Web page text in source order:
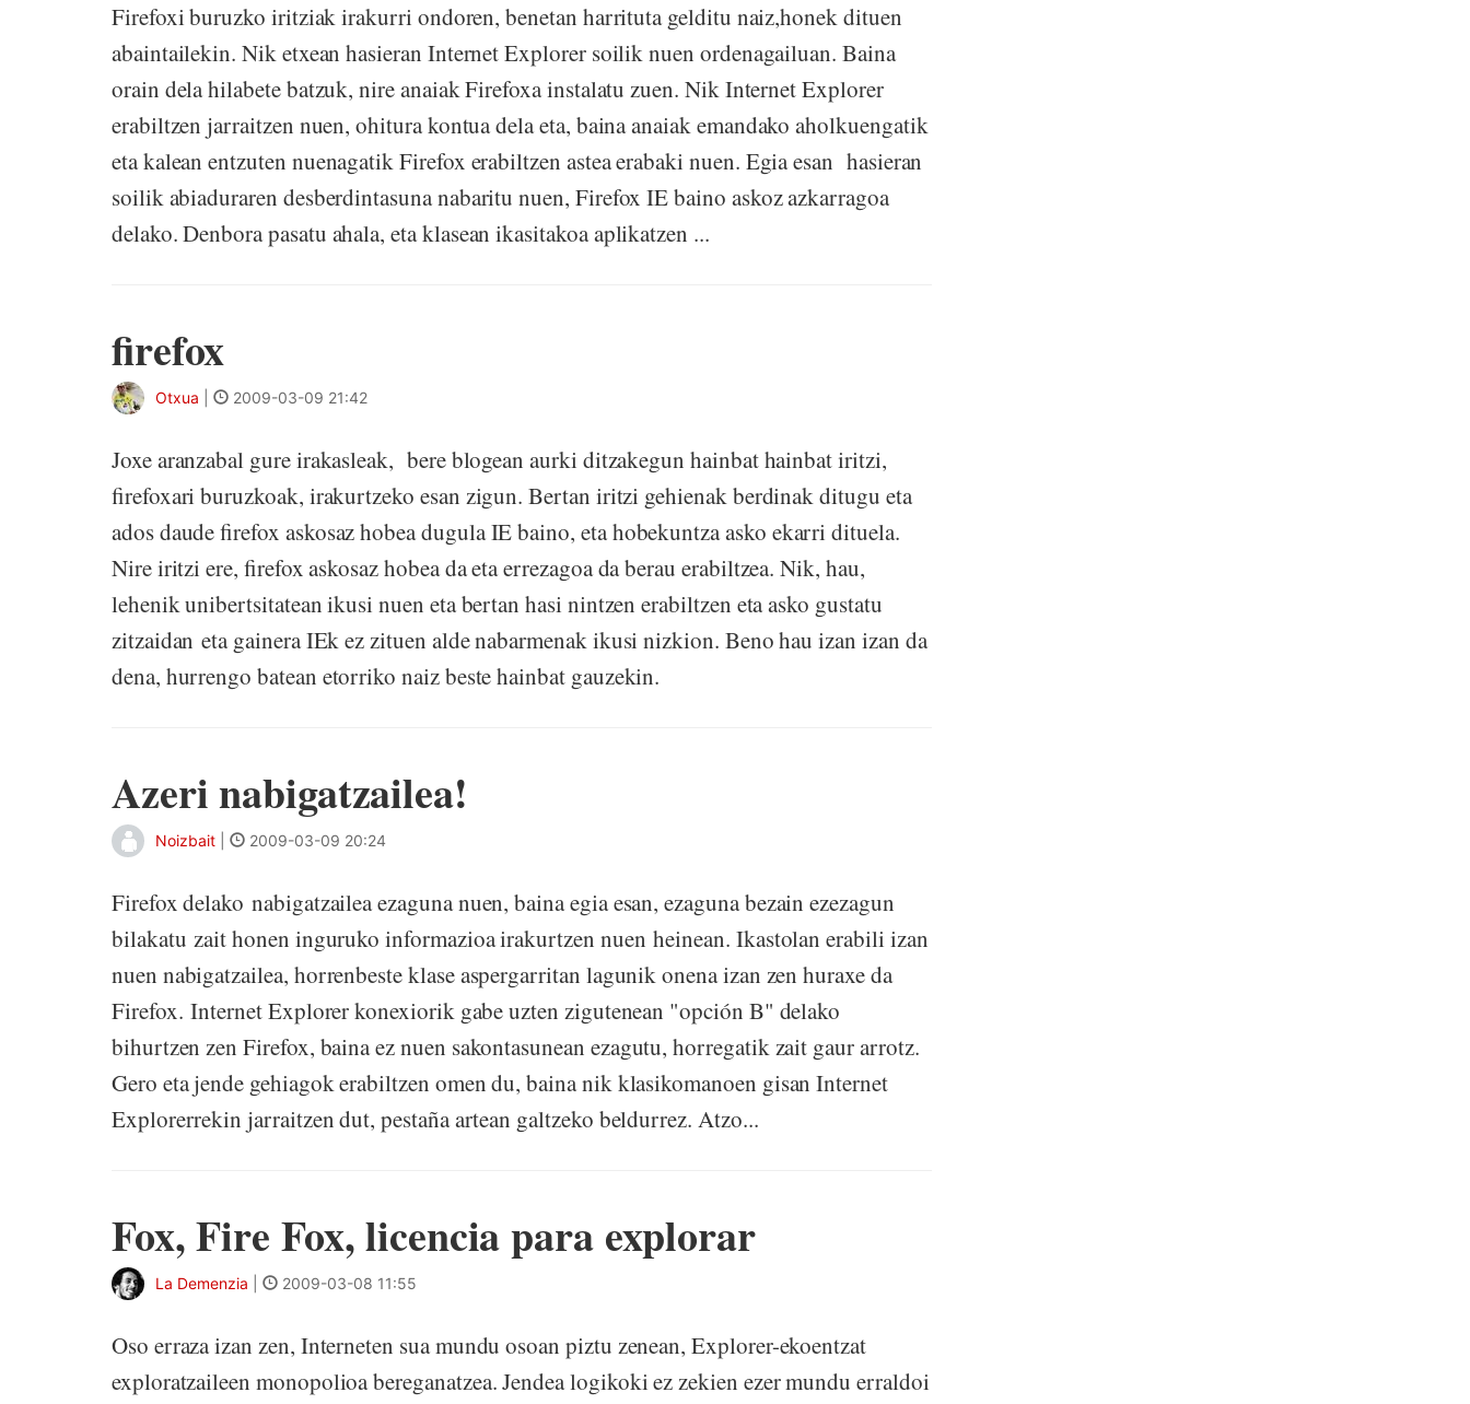
Firefoxi buruzko iritziak irakurri ondoren, benetan harrituta gelditu naiz,honek dituen
abaintailekin. Nik etxean hasieran Internet Explorer soilik nuen ordenagailuan. Baina
orain dela hilabete batzuk, nire anaiak Firefoxa instalatu zuen. Nik Internet Explorer
erabiltzen jarraitzen nuen, ohitura kontua dela eta, baina anaiak emandako aholkuengatik
eta kalean entzuten nuenagatik Firefox erabiltzen astea erabaki nuen. Egia esan hasieran
soilik abiaduraren desberdintasuna nabaritu nuen, Firefox IE baino askoz azkarragoa
delako. Denbora pasatu ahala, eta klasean ikasitakoa aplikatzen ...
firefox
Otxua 2009-03-09 21:42
Joxe aranzabal gure irakasleak, bere blogean aurki ditzakegun hainbat hainbat iritzi,
firefoxari buruzkoak, irakurtzeko esan zigun. Bertan iritzi gehienak berdinak ditugu eta
ados daude firefox askosaz hobea dugula IE baino, eta hobekuntza asko ekarri dituela.
Nire iritzi ere, firefox askosaz hobea da eta errezagoa da berau erabiltzea. Nik, hau,
lehenik unibertsitatean ikusi nuen eta bertan hasi nintzen erabiltzen eta asko gustatu
zitzaidan eta gainera IEk ez zituen alde nabarmenak ikusi nizkion. Beno hau izan izan da
dena, hurrengo batean etorriko naiz beste hainbat gauzekin.
Azeri nabigatzailea!
Noizbait 2009-03-09 20:24
Firefox delako nabigatzailea ezaguna nuen, baina egia esan, ezaguna bezain ezezagun
bilakatu zait honen inguruko informazioa irakurtzen nuen heinean. Ikastolan erabili izan
nuen nabigatzailea, horrenbeste klase aspergarritan lagunik onena izan zen huraxe da
Firefox. Internet Explorer konexiorik gabe uzten zigutenean "opción B" delako
bihurtzen zen Firefox, baina ez nuen sakontasunean ezagutu, horregatik zait gaur arrotz.
Gero eta jende gehiagok erabiltzen omen du, baina nik klasikomanoen gisan Internet
Explorerrekin jarraitzen dut, pestaña artean galtzeko beldurrez. Atzo...
Fox, Fire Fox, licencia para explorar
La Demenzia 2009-03-08 11:55
Oso erraza izan zen, Interneten sua mundu osoan piztu zenean, Explorer-ekoentzat
exploratzaileen monopolioa bereganatzea. Jendea logikoki ez zekien ezer mundu erraldoi